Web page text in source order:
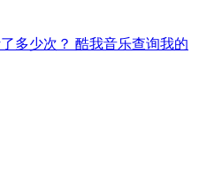
多少次？ 酷我音乐查询我的